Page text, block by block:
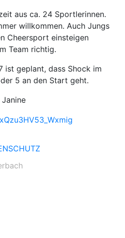
aus ca. 24 Sportlerinnen.
willkommen. Auch Jungs
Cheersport einsteigen
Team richtig.
ist geplant, dass Shock im
5 an den Start geht.
Janine